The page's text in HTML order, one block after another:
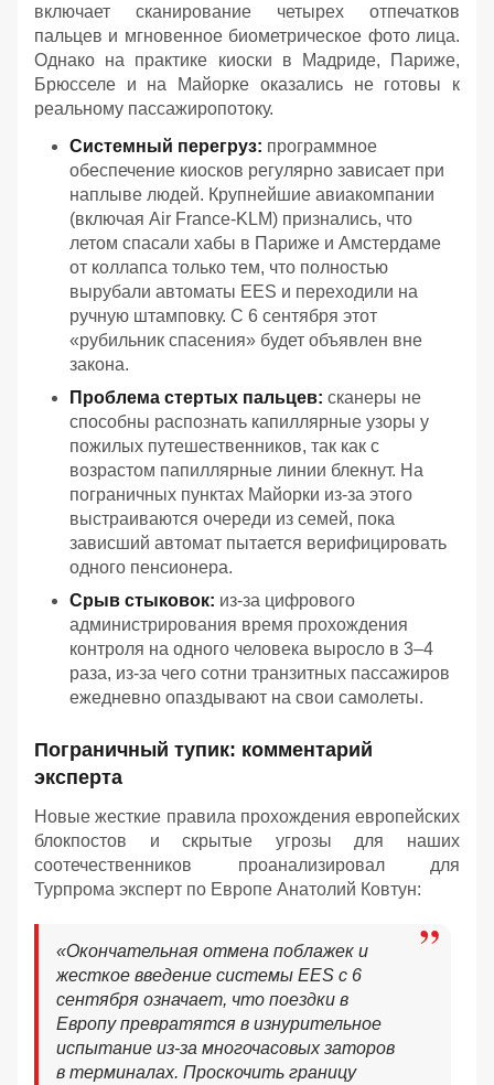
включает сканирование четырех отпечатков
пальцев и мгновенное биометрическое фото лица.
Однако на практике киоски в Мадриде, Париже,
Брюсселе и на Майорке оказались не готовы к
реальному пассажиропотоку.
Системный перегруз: программное
обеспечение киосков регулярно зависает при
наплыве людей. Крупнейшие авиакомпании
(включая Air France-KLM) признались, что
летом спасали хабы в Париже и Амстердаме
от коллапса только тем, что полностью
вырубали автоматы EES и переходили на
ручную штамповку. С 6 сентября этот
«рубильник спасения» будет объявлен вне
закона.
Проблема стертых пальцев: сканеры не
способны распознать капиллярные узоры у
пожилых путешественников, так как с
возрастом папиллярные линии блекнут. На
пограничных пунктах Майорки из-за этого
выстраиваются очереди из семей, пока
зависший автомат пытается верифицировать
одного пенсионера.
Срыв стыковок: из-за цифрового
администрирования время прохождения
контроля на одного человека выросло в 3–4
раза, из-за чего сотни транзитных пассажиров
ежедневно опаздывают на свои самолеты.
Пограничный тупик: комментарий
эксперта
Новые жесткие правила прохождения европейских
блокпостов и скрытые угрозы для наших
соотечественников проанализировал для
Турпрома эксперт по Европе Анатолий Ковтун:
«Окончательная отмена поблажек и
жесткое введение системы EES с 6
сентября означает, что поездки в
Европу превратятся в изнурительное
испытание из-за многочасовых заторов
в терминалах. Проскочить границу